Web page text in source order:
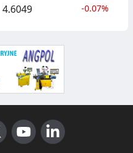
4.6049 -0.07%